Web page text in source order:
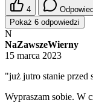
4
Pokaż 6 odpowiedzi
N
NaZawszeWierny
15 marca 2023
"już jutro stanie przed
Wypraszam sobie. W